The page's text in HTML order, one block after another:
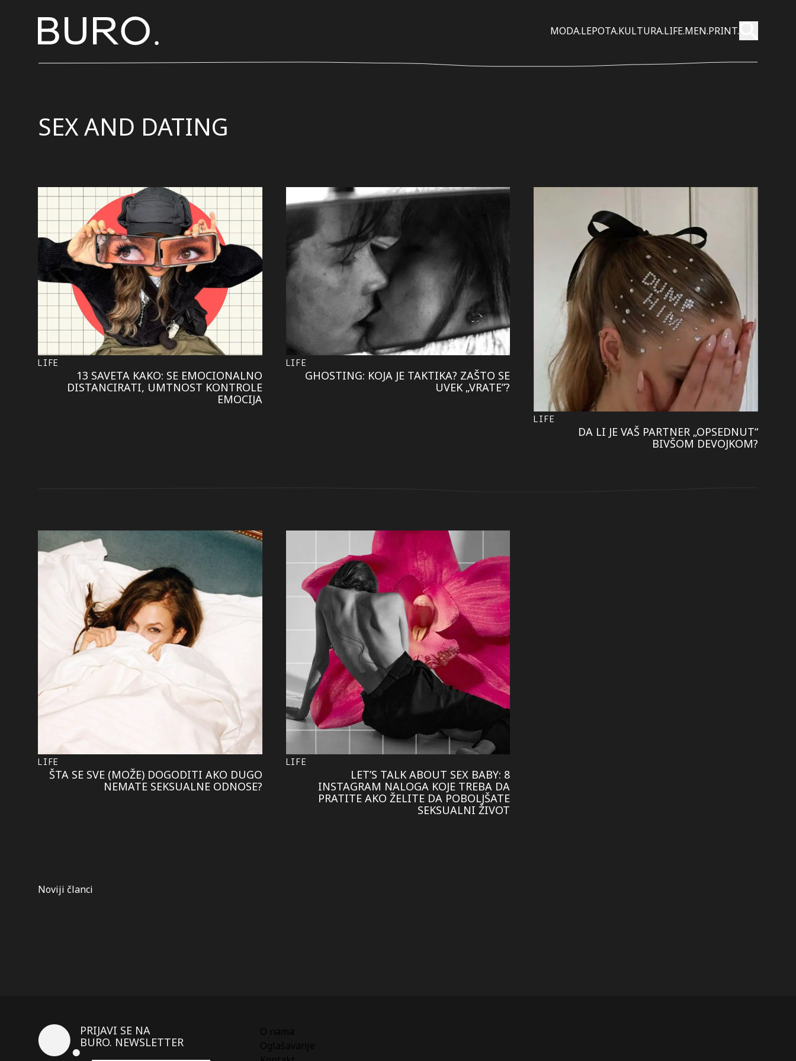
MODA.LEPOTA.KULTURA.LIFE.MEN.PRINT. Pretraži
SEX AND DATING
LIFE
13 SAVETA KAKO: SE EMOCIONALNO
DISTANCIRATI, UMTNOST KONTROLE
EMOCIJA
LIFE
GHOSTING: KOJA JE TAKTIKA? ZAŠTO SE
UVEK „VRATE”?
LIFE
DA LI JE VAŠ PARTNER „OPSEDNUT“
BIVŠOM DEVOJKOM?
LIFE
ŠTA SE SVE (MOŽE) DOGODITI AKO DUGO
NEMATE SEKSUALNE ODNOSE?
LIFE
LET’S TALK ABOUT SEX BABY: 8
INSTAGRAM NALOGA KOJE TREBA DA
PRATITE AKO ŽELITE DA POBOLJŠATE
SEKSUALNI ŽIVOT
Kretanje
Noviji članci
PRIJAVI SE NA
BURO. NEWSLETTER